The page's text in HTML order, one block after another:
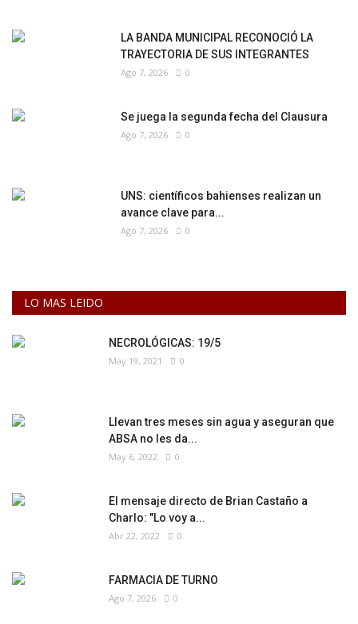
LA BANDA MUNICIPAL RECONOCIÓ LA
TRAYECTORIA DE SUS INTEGRANTES
Ago 7, 2026 0
Se juega la segunda fecha del Clausura
Ago 7, 2026 0
UNS: científicos bahienses realizan un
avance clave para...
Ago 7, 2026 0
LO MAS LEIDO
NECROLÓGICAS: 19/5
May 19, 2021 0
Llevan tres meses sin agua y aseguran que
ABSA no les da...
May 6, 2022 0
El mensaje directo de Brian Castaño a
Charlo: "Lo voy a...
Abr 22, 2022 0
FARMACIA DE TURNO
Ago 7, 2026 0